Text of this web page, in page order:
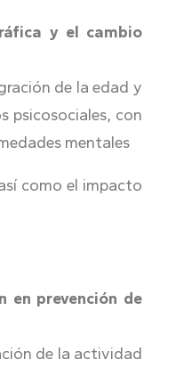
y el cambio
de la edad y
psicosociales, con
mentales
como el impacto
en prevención de
de la actividad